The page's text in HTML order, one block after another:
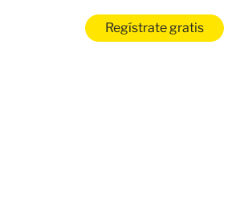
Regístrate gratis